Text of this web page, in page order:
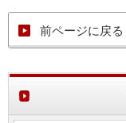
前ページに戻る